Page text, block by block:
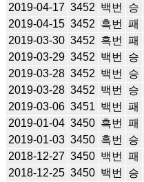
2019-04-17 3452 백번 승
2019-04-15 3452 흑번 패
2019-03-30 3452 흑번 패
2019-03-29 3452 백번 승
2019-03-28 3452 백번 승
2019-03-28 3452 백번 승
2019-03-06 3451 백번 패
2019-01-04 3450 흑번 패
2019-01-03 3450 흑번 승
2018-12-27 3450 백번 패
2018-12-25 3450 백번 승